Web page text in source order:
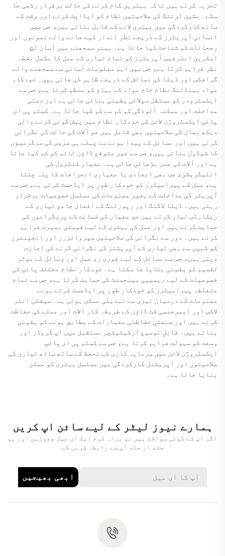
تجزیہ کرتے ہیں تاکہ بہترین کام کرنے کی حالت برقرار رکھی جا
سکے۔ مشین لرننگ کی صلاحیتیں نظام کو ایڈاپٹ کرنے اور وقت کے
ساتھ کارکردگی میں بہتری لانے کے قابل بناتی ہیں، جس میں
انسانی آپریٹرز کے ذریعے نظر انداز کیے جانے والے نمونوں اور
رجحانات کو شناخت کیا جاتا ہے۔ بینر سمجھنے میں آسان ٹچ
اسکرین انٹرفیس آپریٹرز کو تمام تیاری کے عمل کا مکمل نقطہ
نظر فراہم کرتا ہے، جس میں اہم معلومات آسانی سے سمجھنے والے
گرافکس اور ڈیٹا کی نمائش کے ذریعے ظاہر کی جاتی ہیں۔ خودکار
مواد ہینڈلنگ نظام خام مواد کے بہاؤ کو منظم کرتا ہے، جس سے
ایکسٹرودر کو مستقل سپلائی یقینی بنائی جاتی ہے اور دستی
مداخلت اور ممکنہ آلودگی کو کم سے کم کیا جاتا ہے۔ کسٹم پی ای
پائپ ایکسٹروژن لائن کی خودکار نظام میں پیش گوئی کرنے والی
دیکھ بھال کی صلاحیتیں بھی شامل ہیں جو آلات کی حالت کی نگرانی
کرتی ہیں اور مسائل کے پیدا ہونے سے پہلے ہی سروس کی سرگرمیوں
کا شیڈول بناتی ہیں، جس سے غیر متوقع ڈاؤن ٹائم کو کم کیا جاتا
ہے اور آلات کی عمر بڑھائی جاتی ہے۔ معیار کنٹرول کی
انٹیگریشن، جب بھی ابعادی یا معیاری انحرافات کا پتہ چلتا
ہے، عمل کے پیرامیٹرز کو خودکار طور پر ایڈجسٹ کرتی ہے، جس سے
آپریٹر کی مداخلت کے بغیر مصنوعات کی مسلسل خصوصیات برقرار
رہتی ہیں۔ ڈیٹا لاگنگ اور رپورٹنگ کے افعال جامع تیاری کے
ریکارڈس تیار کرتے ہیں جو معیار کی ضمانت کے پروگراموں کی
حمایت کرتے ہیں اور عمل کی بہتری کے لیے قیمتی بصیرت فراہم
کرتے ہیں۔ دور سے نگرانی کی صلاحیتیں سپروائزرز اور انجینئرز
کو کہیں سے بھی تیاری کے آپریشنز کی نگرانی کرنے کی اجازت
دیتی ہیں، جس سے مسائل کے لیے فوری ردِ عمل اور وسائل کے موثر
تقسیم کو یقینی بنایا جا سکتا ہے۔ خودکار نظام مختلف پائپ کی
خصوصیات کے لیے ریسیپی مینجمنٹ کی حمایت کرتا ہے، جس سے تمام
متعلقہ پیرامیٹرز کو خودکار طور پر ایڈجسٹ کرتے ہوئے
مصنوعات کے درمیان تیزی سے تبدیلی ممکن ہوتی ہے۔ سیفٹی انٹر
لاکس اور ایمرجنسی شٹ ڈاؤن کے طریقہ کار آلات اور عملے کی حفاظت
کرتے ہیں اور صنعتی حفاظتی معیارات کے مطابق ہونے کو یقینی
بناتے ہیں۔ قابلِ توسیع آرکیٹیکچر مستقبل میں اپ گریڈز اور
وسعت کو سہولت فراہم کرتا ہے، جس سے کسٹم پی ای پائپ
ایکسٹروژن لائن میں سرمایہ کاری کے تحفظ کے ساتھ ساتھ تیاری کی
صلاحیتوں اور آپریشنل کارکردگی میں مسلسل بہتری کو ممکن
بنایا جاتا ہے۔
ہمارے نیوز لیٹر کے لیے سائن اپ کریں
اگر آپ کے کوئی سوالات ہیں تو براہ کرم ایک ای میل چھوڑیں اور ہم
جلد از جلد آپ سے رابطہ کریں گے
ابھی بھیجیں